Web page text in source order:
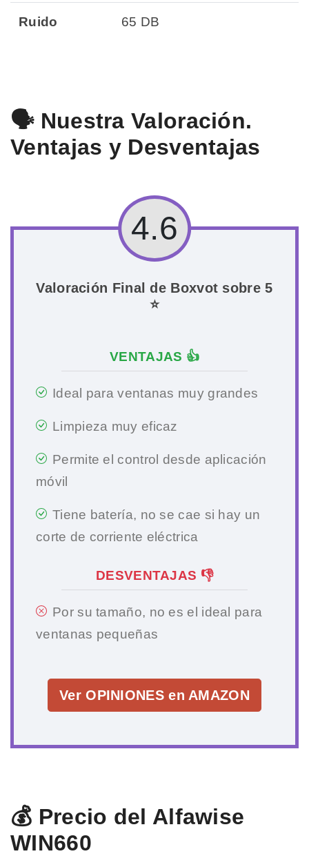
Ruido 65 DB
🗣️ Nuestra Valoración.
Ventajas y Desventajas
4.6
Valoración Final de Boxvot sobre 5
⭐
VENTAJAS 👍
Ideal para ventanas muy grandes
Limpieza muy eficaz
Permite el control desde aplicación
móvil
Tiene batería, no se cae si hay un
corte de corriente eléctrica
DESVENTAJAS 👎
Por su tamaño, no es el ideal para
ventanas pequeñas
Ver OPINIONES en AMAZON
💰 Precio del Alfawise
WIN660